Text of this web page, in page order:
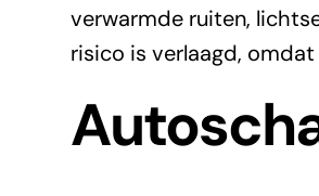
verwarmde ruiten,
risico is verlaagd,